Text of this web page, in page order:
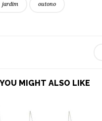
jardim outono
YOU MIGHT ALSO LIKE